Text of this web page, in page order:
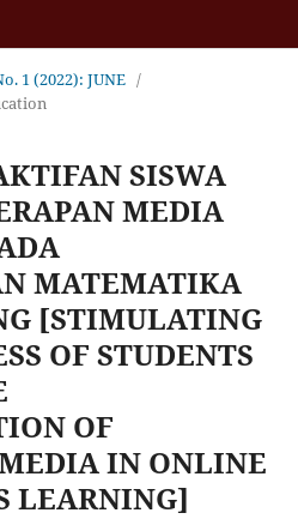
1 (2022): JUNE /
SISWA
MEDIA
MATEMATIKA
[STIMULATING
OF STUDENTS
OF
IN ONLINE
LEARNING]